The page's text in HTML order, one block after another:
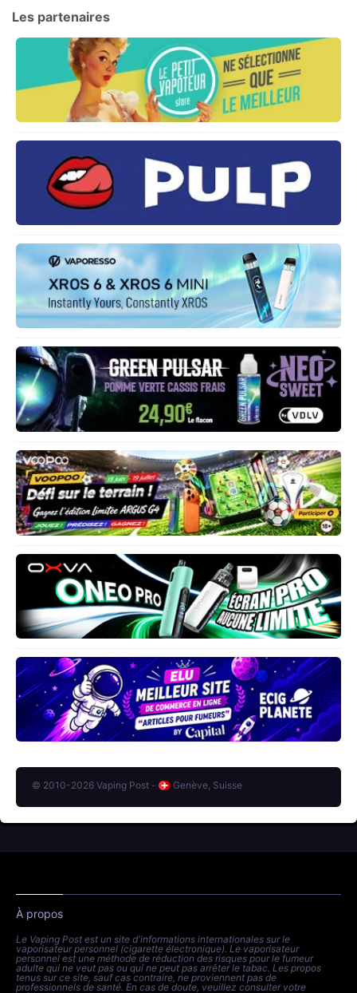
Les partenaires
© 2010-2026 Vaping Post - Genève, Suisse
À propos
Le Vaping Post est un site d'informations internationales sur le
vaporisateur personnel (cigarette électronique). Le vaporisateur
personnel est une méthode de réduction des risques pour le fumeur
adulte qui ne veut pas ou qui ne peut pas arrêter le tabac. Les propos
tenus sur ce site, sauf cas contraire, ne proviennent pas de
professionnels de santé. En cas de doute, veuillez consulter votre